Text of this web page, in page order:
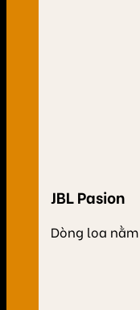
JBL Pasion
Dòng loa